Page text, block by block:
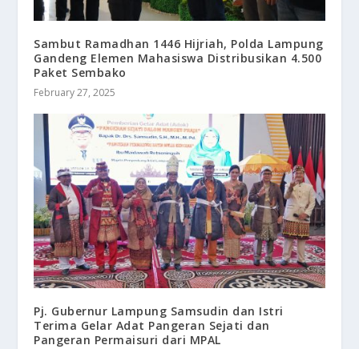
Sambut Ramadhan 1446 Hijriah, Polda Lampung
Gandeng Elemen Mahasiswa Distribusikan 4.500
Paket Sembako
February 27, 2025
Pj. Gubernur Lampung Samsudin dan Istri
Terima Gelar Adat Pangeran Sejati dan
Pangeran Permaisuri dari MPAL